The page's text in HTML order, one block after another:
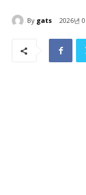
By gats 2026년